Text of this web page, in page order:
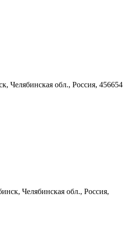
Челябинская обл., Россия, 456654
Челябинская обл., Россия,